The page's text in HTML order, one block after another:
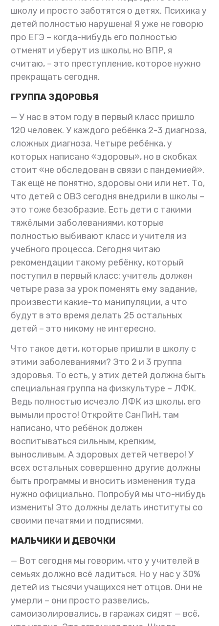
школу и просто заботятся о детях. Психика у
детей полностью нарушена! Я уже не говорю
про ЕГЭ – когда-нибудь его полностью
отменят и уберут из школы, но ВПР, я
считаю, – это преступление, которое нужно
прекращать сегодня.
ГРУППА ЗДОРОВЬЯ
— У нас в этом году в первый класс пришло
120 человек. У каждого ребёнка 2-3 диагноза,
сложных диагноза. Четыре ребёнка, у
которых написано «здоровы», но в скобках
стоит «не обследован в связи с пандемией».
Так ещё не понятно, здоровы они или нет. То,
что детей с ОВЗ сегодня внедрили в школы –
это тоже безобразие. Есть дети с такими
тяжёлыми заболеваниями, которые
полностью выбивают класс и учителя из
учебного процесса. Сегодня читаю
рекомендации такому ребёнку, который
поступил в первый класс: учитель должен
четыре раза за урок поменять ему задание,
произвести какие-то манипуляции, а что
будут в это время делать 25 остальных
детей – это никому не интересно.
Что такое дети, которые пришли в школу с
этими заболеваниями? Это 2 и 3 группа
здоровья. То есть, у этих детей должна быть
специальная группа на физкультуре – ЛФК.
Ведь полностью исчезло ЛФК из школы, его
вымыли просто! Откройте СанПиН, там
написано, что ребёнок должен
воспитываться сильным, крепким,
выносливым. А здоровых детей четверо! У
всех остальных совершенно другие должны
быть программы и вносить изменения туда
нужно официально. Попробуй мы что-нибудь
изменить! Это должны делать институты со
своими печатями и подписями.
МАЛЬЧИКИ И ДЕВОЧКИ
— Вот сегодня мы говорим, что у учителей в
семьях должно всё ладиться. Но у нас у 30%
детей из тысячи учащихся нет отцов. Они не
умерли – они просто развелись,
самоизолировались, в гаражах сидят — всё,